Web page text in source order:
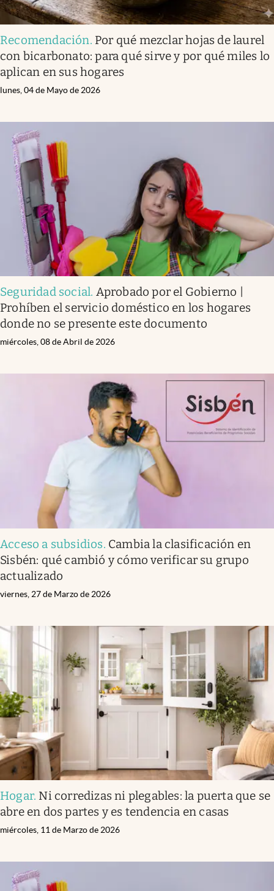
Recomendación. Por qué mezclar hojas de laurel
con bicarbonato: para qué sirve y por qué miles lo
aplican en sus hogares
lunes, 04 de Mayo de 2026
Seguridad social. Aprobado por el Gobierno |
Prohíben el servicio doméstico en los hogares
donde no se presente este documento
miércoles, 08 de Abril de 2026
Acceso a subsidios. Cambia la clasificación en
Sisbén: qué cambió y cómo verificar su grupo
actualizado
viernes, 27 de Marzo de 2026
Hogar. Ni corredizas ni plegables: la puerta que se
abre en dos partes y es tendencia en casas
miércoles, 11 de Marzo de 2026